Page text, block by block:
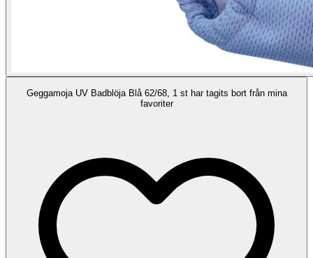
Geggamoja UV Badblöja Blå 62/68, 1 st har tagits bort från mina
favoriter